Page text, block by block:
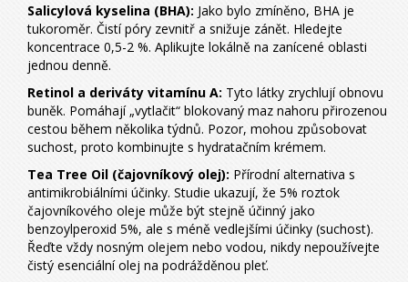
Salicylová kyselina (BHA): Jako bylo zmíněno, BHA je
tukoroměr. Čistí póry zevnitř a snižuje zánět. Hledejte
koncentrace 0,5-2 %. Aplikujte lokálně na zanícené oblasti
jednou denně.
Retinol a deriváty vitamínu A: Tyto látky zrychlují obnovu
buněk. Pomáhají „vytlačit“ blokovaný maz nahoru přirozenou
cestou během několika týdnů. Pozor, mohou způsobovat
suchost, proto kombinujte s hydratačním krémem.
Tea Tree Oil (čajovníkový olej): Přírodní alternativa s
antimikrobiálními účinky. Studie ukazují, že 5% roztok
čajovníkového oleje může být stejně účinný jako
benzoylperoxid 5%, ale s méně vedlejšími účinky (suchost).
Řeďte vždy nosným olejem nebo vodou, nikdy nepoužívejte
čistý esenciální olej na podrážděnou pleť.